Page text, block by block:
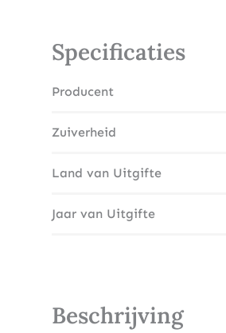
Specificaties
Producent
Zuiverheid
Land van Uitgifte
Jaar van Uitgifte
Beschrijving